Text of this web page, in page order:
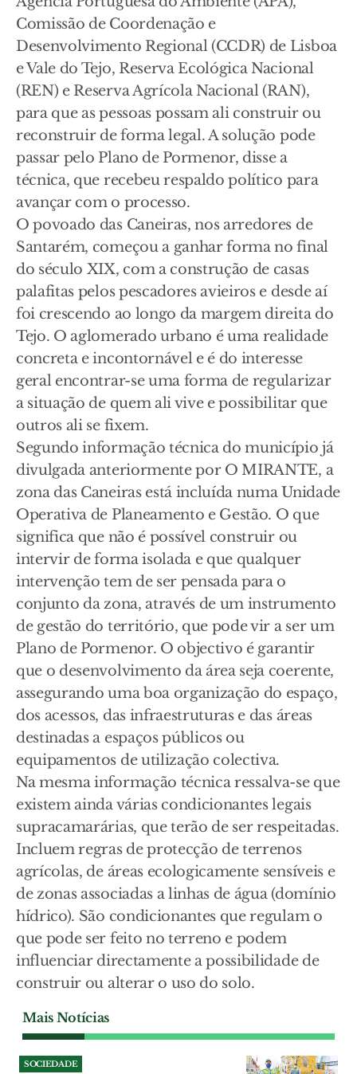
Comissão de Coordenação e
Desenvolvimento Regional (CCDR) de Lisboa
e Vale do Tejo, Reserva Ecológica Nacional
(REN) e Reserva Agrícola Nacional (RAN),
para que as pessoas possam ali construir ou
reconstruir de forma legal. A solução pode
passar pelo Plano de Pormenor, disse a
técnica, que recebeu respaldo político para
avançar com o processo.
O povoado das Caneiras, nos arredores de
Santarém, começou a ganhar forma no final
do século XIX, com a construção de casas
palafitas pelos pescadores avieiros e desde aí
foi crescendo ao longo da margem direita do
Tejo. O aglomerado urbano é uma realidade
concreta e incontornável e é do interesse
geral encontrar-se uma forma de regularizar
a situação de quem ali vive e possibilitar que
outros ali se fixem.
Segundo informação técnica do município já
divulgada anteriormente por O MIRANTE, a
zona das Caneiras está incluída numa Unidade
Operativa de Planeamento e Gestão. O que
significa que não é possível construir ou
intervir de forma isolada e que qualquer
intervenção tem de ser pensada para o
conjunto da zona, através de um instrumento
de gestão do território, que pode vir a ser um
Plano de Pormenor. O objectivo é garantir
que o desenvolvimento da área seja coerente,
assegurando uma boa organização do espaço,
dos acessos, das infraestruturas e das áreas
destinadas a espaços públicos ou
equipamentos de utilização colectiva.
Na mesma informação técnica ressalva-se que
existem ainda várias condicionantes legais
supracamarárias, que terão de ser respeitadas.
Incluem regras de protecção de terrenos
agrícolas, de áreas ecologicamente sensíveis e
de zonas associadas a linhas de água (domínio
hídrico). São condicionantes que regulam o
que pode ser feito no terreno e podem
influenciar directamente a possibilidade de
construir ou alterar o uso do solo.
Mais Notícias
SOCIEDADE